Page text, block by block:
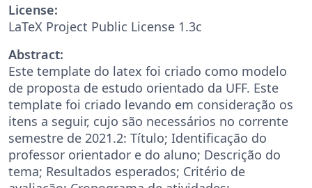
License:
LaTeX Project Public License 1.3c
Abstract:
Este template do latex foi criado como modelo
de proposta de estudo orientado da UFF. Este
template foi criado levando em consideração os
itens a seguir, cujo são necessários no corrente
semestre de 2021.2: Título; Identificação do
professor orientador e do aluno; Descrição do
tema; Resultados esperados; Critério de